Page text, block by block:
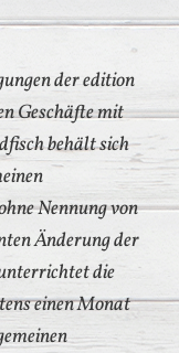
der edition
Geschäfte mit
behält sich
Nennung von
Änderung der
die
einen Monat